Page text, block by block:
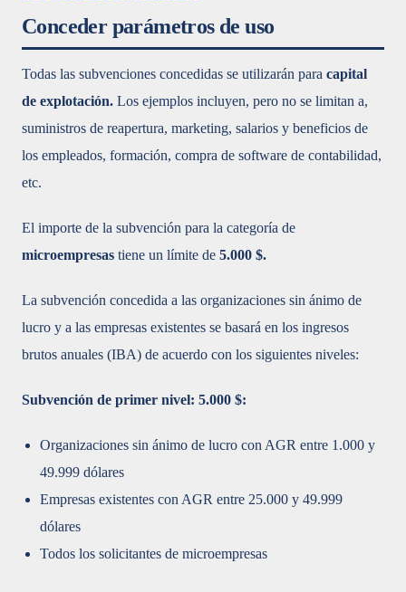
Conceder parámetros de uso
Todas las subvenciones concedidas se utilizarán para capital
de explotación. Los ejemplos incluyen, pero no se limitan a,
suministros de reapertura, marketing, salarios y beneficios de
los empleados, formación, compra de software de contabilidad,
etc.
El importe de la subvención para la categoría de
microempresas tiene un límite de 5.000 $.
La subvención concedida a las organizaciones sin ánimo de
lucro y a las empresas existentes se basará en los ingresos
brutos anuales (IBA) de acuerdo con los siguientes niveles:
Subvención de primer nivel: 5.000 $:
Organizaciones sin ánimo de lucro con AGR entre 1.000 y
49.999 dólares
Empresas existentes con AGR entre 25.000 y 49.999
dólares
Todos los solicitantes de microempresas